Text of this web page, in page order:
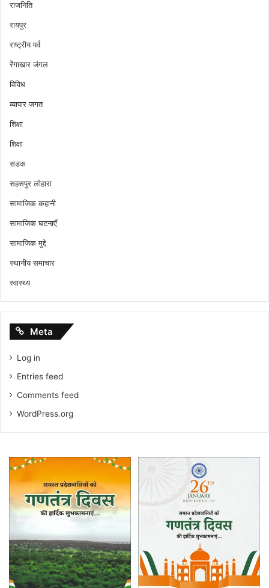
राजनिति
रायपुर
राष्ट्रीय पर्व
रेंगाखार जंगल
विविध
व्यापार जगत
शिक्षा
शिक्षा
सडक
सहसपुर लोहारा
सामाजिक कहानी
सामाजिक घटनाएँ
सामाजिक मुद्दे
स्थानीय समाचार
स्वास्थ्य
Meta
Log in
Entries feed
Comments feed
WordPress.org